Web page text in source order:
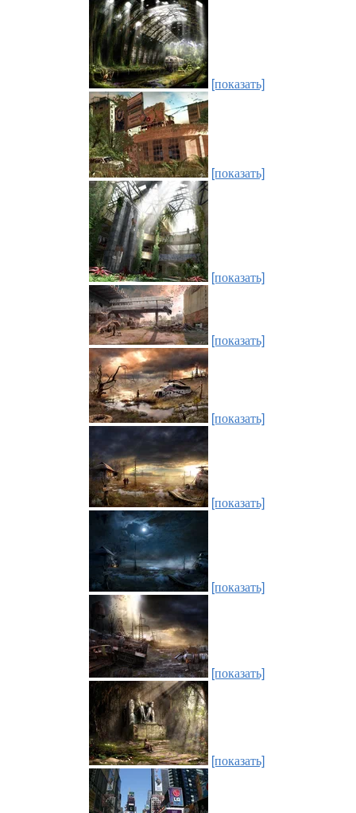
[показать]
[показать]
[показать]
[показать]
[показать]
[показать]
[показать]
[показать]
[показать]